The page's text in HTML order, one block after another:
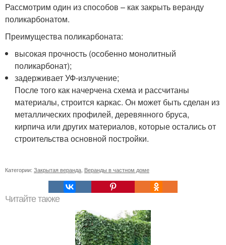
Рассмотрим один из способов – как закрыть веранду
поликарбонатом.
Преимущества поликарбоната:
высокая прочность (особенно монолитный
поликарбонат);
задерживает УФ-излучение;
После того как начерчена схема и рассчитаны
материалы, строится каркас. Он может быть сделан из
металлических профилей, деревянного бруса,
кирпича или других материалов, которые остались от
строительства основной постройки.
Категории: Закрытая веранда Веранды в частном доме
Читайте также